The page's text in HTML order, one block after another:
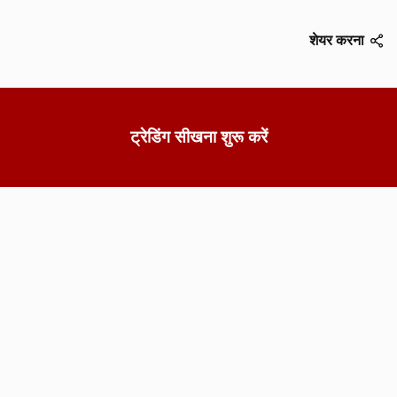
शेयर करना
ट्रेडिंग सीखना शुरू करें